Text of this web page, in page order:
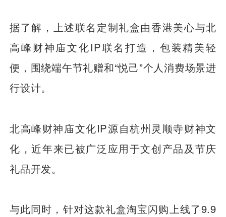
据了解，上述联名定制礼盒由香港美心与北
高峰财神庙文化IP联名打造，包装精美轻
便，围绕端午节礼赠和“悦己”个人消费场景进
行设计。
北高峰财神庙文化IP源自杭州灵顺寺财神文
化，近年来已被广泛应用于文创产品及节庆
礼品开发。
与此同时，针对这款礼盒淘宝闪购上线了9.9